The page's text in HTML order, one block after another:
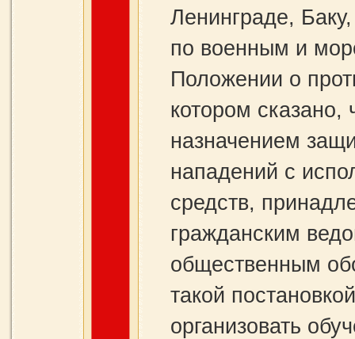
Ленинграде,
по военным и
Положении о
котором сказано,
назначением
нападений с
средств,
гражданским
общественным
такой
организовать